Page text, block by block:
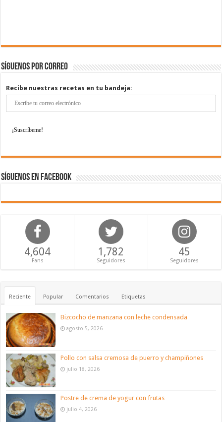
Síguenos por correo
Recibe nuestras recetas en tu bandeja:
Síguenos en Facebook
4,604
Fans
1,782
Seguidores
45
Seguidores
Reciente Popular Comentarios Etiquetas
Bizcocho de manzana con leche condensada
agosto 5, 2026
Pollo con salsa cremosa de puerro y champiñones
julio 18, 2026
Postre de crema de yogur con frutas
julio 4, 2026